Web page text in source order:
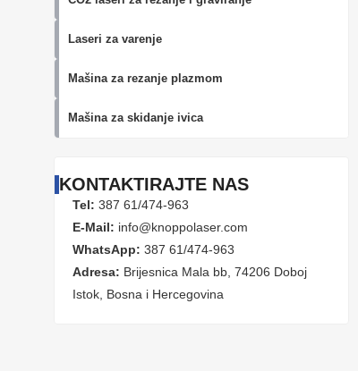
Laseri za varenje
Mašina za rezanje plazmom
Mašina za skidanje ivica
KONTAKTIRAJTE NAS
Tel: 387 61/474-963
E-Mail: info@knoppolaser.com
WhatsApp: 387 61/474-963
Adresa: Brijesnica Mala bb, 74206 Doboj
Istok, Bosna i Hercegovina